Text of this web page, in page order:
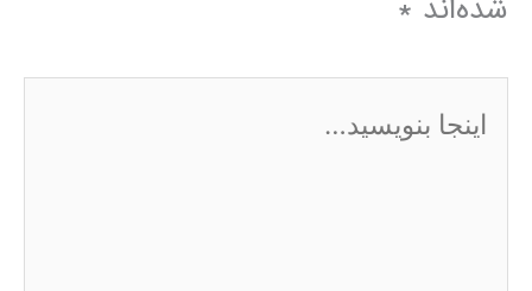
شده‌اند *
اینجا
بنویسید…